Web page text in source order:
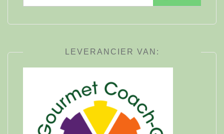
naar:
LEVERANCIER VAN: